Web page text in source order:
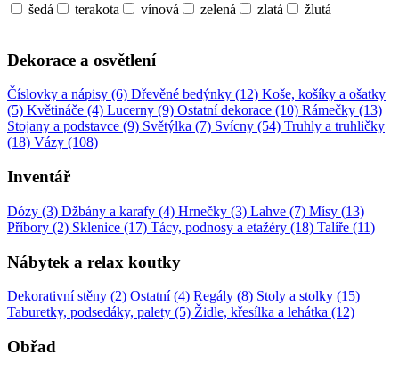
šedá
terakota vínová zelená zlatá žlutá
Dekorace a osvětlení
Číslovky a nápisy (6) Dřevěné bedýnky (12) Koše, košíky a ošatky
(5) Květináče (4) Lucerny (9) Ostatní dekorace (10) Rámečky (13)
Stojany a podstavce (9) Světýlka (7) Svícny (54) Truhly a truhličky
(18) Vázy (108)
Inventář
Dózy (3) Džbány a karafy (4) Hrnečky (3) Lahve (7) Mísy (13)
Příbory (2) Sklenice (17) Tácy, podnosy a etažéry (18) Talíře (11)
Nábytek a relax koutky
Dekorativní stěny (2) Ostatní (4) Regály (8) Stoly a stolky (15)
Taburetky, podsedáky, palety (5) Židle, křesílka a lehátka (12)
Obřad